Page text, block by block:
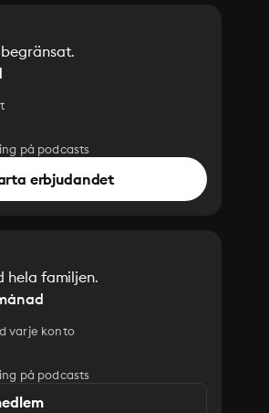
på podcasts
erbjudandet
hela familjen.
varje konto
på podcasts